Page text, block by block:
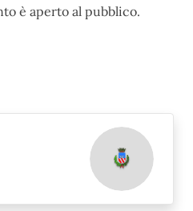
è aperto al pubblico.